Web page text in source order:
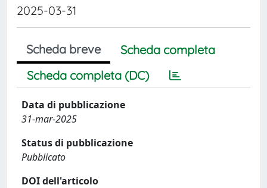
2025-03-31
Scheda breve
Scheda completa
Scheda completa (DC)
Data di pubblicazione
31-mar-2025
Status di pubblicazione
Pubblicato
DOI dell'articolo